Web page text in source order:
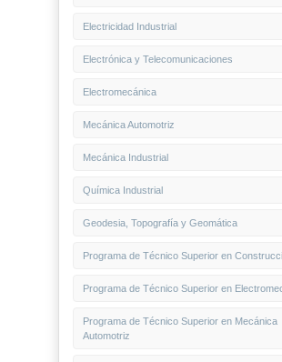
Electricidad Industrial
Electrónica y Telecomunicaciones
Electromecánica
Mecánica Automotriz
Mecánica Industrial
Química Industrial
Geodesia, Topografía y Geomática
Programa de Técnico Superior en
Programa de Técnico Superior en
Programa de Técnico Superior en Mecánica
Automotriz